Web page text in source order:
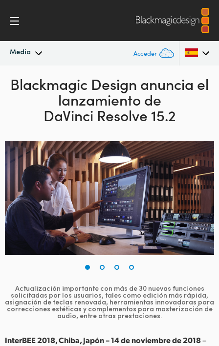
Media Acceder
NovedadesArgentina
Australia
Austria
Brazil
Canada
China
Denmark
Finland
France
Hong Kong SAR, China
India
Blackmagic Design anuncia el
lanzamiento de
DaVinci Resolve 15.2
Actualización importante con más de 30 nuevas funciones
solicitadas por los usuarios, tales como edición más rápida,
asignación de teclas renovada, herramientas innovadoras para
correcciones estéticas y complementos para masterización de
audio, entre otras prestaciones.
InterBEE 2018, Chiba, Japón – 14 de noviembre de 2018–